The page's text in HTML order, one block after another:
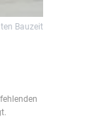
Bauzeit